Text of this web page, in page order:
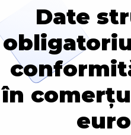
Date
în